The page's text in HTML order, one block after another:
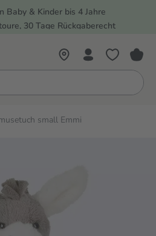
springen
Baby & Kinder bis 4 Jahre
30 Tage Rückgaberecht
small Emmi